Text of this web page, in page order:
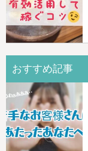
おすすめ記事